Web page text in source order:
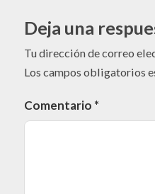
Deja una
Tu dirección de correo
Los campos obligatorios
Comentario *